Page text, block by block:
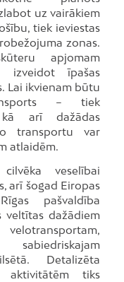
uz vairākiem
tiek ieviestas
zonas.
apjomam
izveidot īpašas
Lai ikvienam būtu
– tiek
kā arī dažādas
transportu var
atlaidēm.
veselībai
arī šogad Eiropas
pašvaldība
veltītas dažādiem
Detalizēta
aktivitātēm tiks